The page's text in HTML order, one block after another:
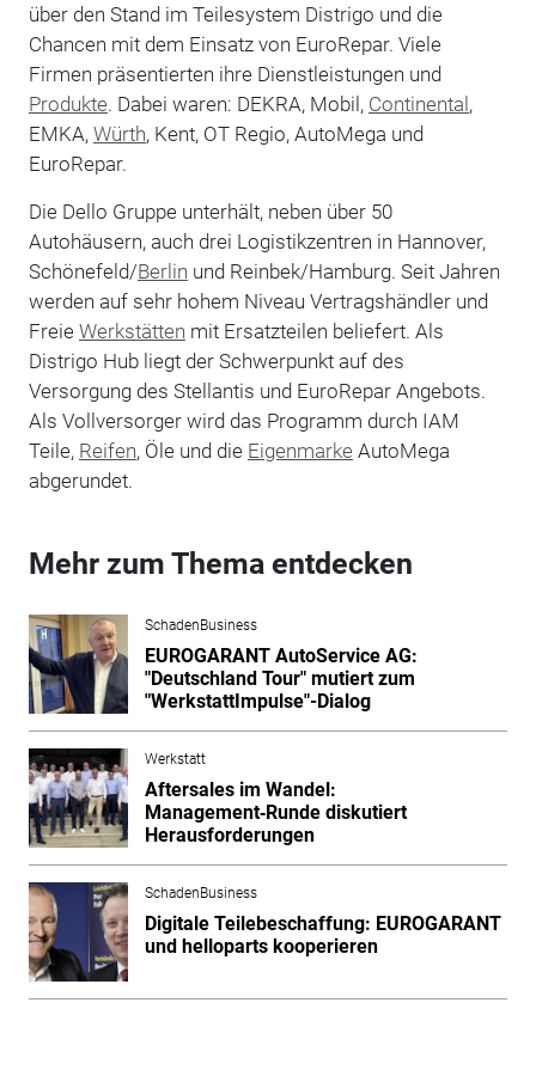
über den Stand im Teilesystem Distrigo und die
Chancen mit dem Einsatz von EuroRepar. Viele
Firmen präsentierten ihre Dienstleistungen und
Produkte. Dabei waren: DEKRA, Mobil, Continental,
EMKA, Würth, Kent, OT Regio, AutoMega und
EuroRepar.
Die Dello Gruppe unterhält, neben über 50
Autohäusern, auch drei Logistikzentren in Hannover,
Schönefeld/Berlin und Reinbek/Hamburg. Seit Jahren
werden auf sehr hohem Niveau Vertragshändler und
Freie Werkstätten mit Ersatzteilen beliefert. Als
Distrigo Hub liegt der Schwerpunkt auf des
Versorgung des Stellantis und EuroRepar Angebots.
Als Vollversorger wird das Programm durch IAM
Teile, Reifen, Öle und die Eigenmarke AutoMega
abgerundet.
Mehr zum Thema entdecken
SchadenBusiness
EUROGARANT AutoService AG:
"Deutschland Tour" mutiert zum
"WerkstattImpulse"-Dialog
Werkstatt
Aftersales im Wandel:
Management‑Runde diskutiert
Herausforderungen
SchadenBusiness
Digitale Teilebeschaffung: EUROGARANT
und helloparts kooperieren